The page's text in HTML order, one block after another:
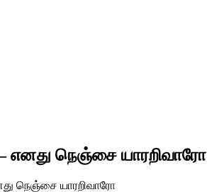
– எனது நெஞ்சை யாரறிவாரோ
நெஞ்சை யாரறிவாரோ